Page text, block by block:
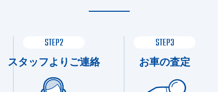
STEP2
スタッフよりご連絡
STEP3
お車の査定